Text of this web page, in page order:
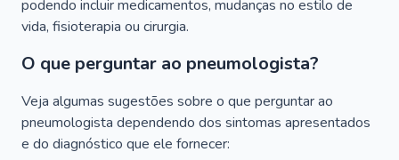
podendo incluir medicamentos, mudanças no estilo de
vida, fisioterapia ou cirurgia.
O que perguntar ao pneumologista?
Veja algumas sugestões sobre o que perguntar ao
pneumologista dependendo dos sintomas apresentados
e do diagnóstico que ele fornecer: